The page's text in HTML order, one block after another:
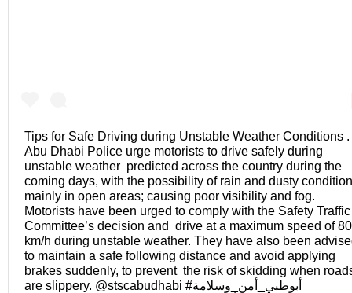
Tips for Safe Driving during Unstable Weather Conditions .
Abu Dhabi Police urge motorists to drive safely during
unstable weather predicted across the country during the
coming days, with the possibility of rain and dusty
mainly in open areas; causing poor visibility and fog.
Motorists have been urged to comply with the Safety Traffic
Committee’s decision and drive at a maximum speed of 80
km/h during unstable weather. They have also been
to maintain a safe following distance and avoid applying
brakes suddenly, to prevent the risk of skidding when
are slippery. @stscabudhabi #أبوظبي_أمن_وسلامة